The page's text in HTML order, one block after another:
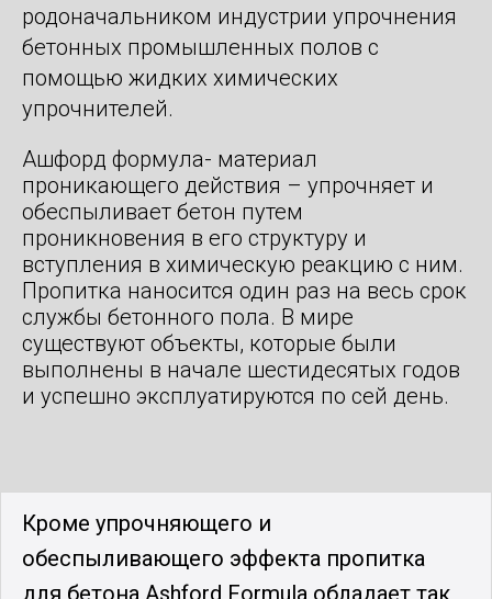
родоначальником индустрии упрочнения
бетонных промышленных полов с
помощью жидких химических
упрочнителей.
Ашфорд формула- материал
проникающего действия – упрочняет и
обеспыливает бетон путем
проникновения в его структуру и
вступления в химическую реакцию с ним.
Пропитка наносится один раз на весь срок
службы бетонного пола. В мире
существуют объекты, которые были
выполнены в начале шестидесятых годов
и успешно эксплуатируются по сей день.
Кроме упрочняющего и
обеспыливающего эффекта пропитка
для бетона Ashford Formula обладает так